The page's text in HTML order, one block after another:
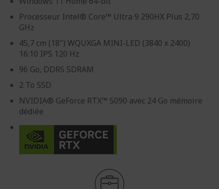
Processeur Intel® Core™ Ultra 9 290HX Plus 2,70
GHz
45,7 cm (18") WQUXGA MINI-LED (3840 x 2400)
16:10 IPS 120 Hz
96 Go, DDR5 SDRAM
2 To SSD
NVIDIA® GeForce RTX™ 5090 avec 24 Go mémoire
dédiée